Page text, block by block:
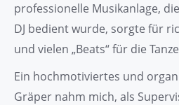
professionelle Musikanlage,
DJ bedient wurde, sorgte für
und vielen „Beats“ für die
Ein hochmotiviertes und
Gräper nahm mich, als